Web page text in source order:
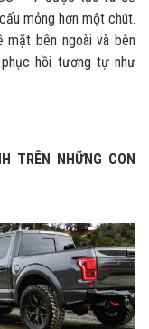
mỏng hơn một chút.
bên ngoài và bên
hồi tương tự như
TRÊN NHỮNG CON